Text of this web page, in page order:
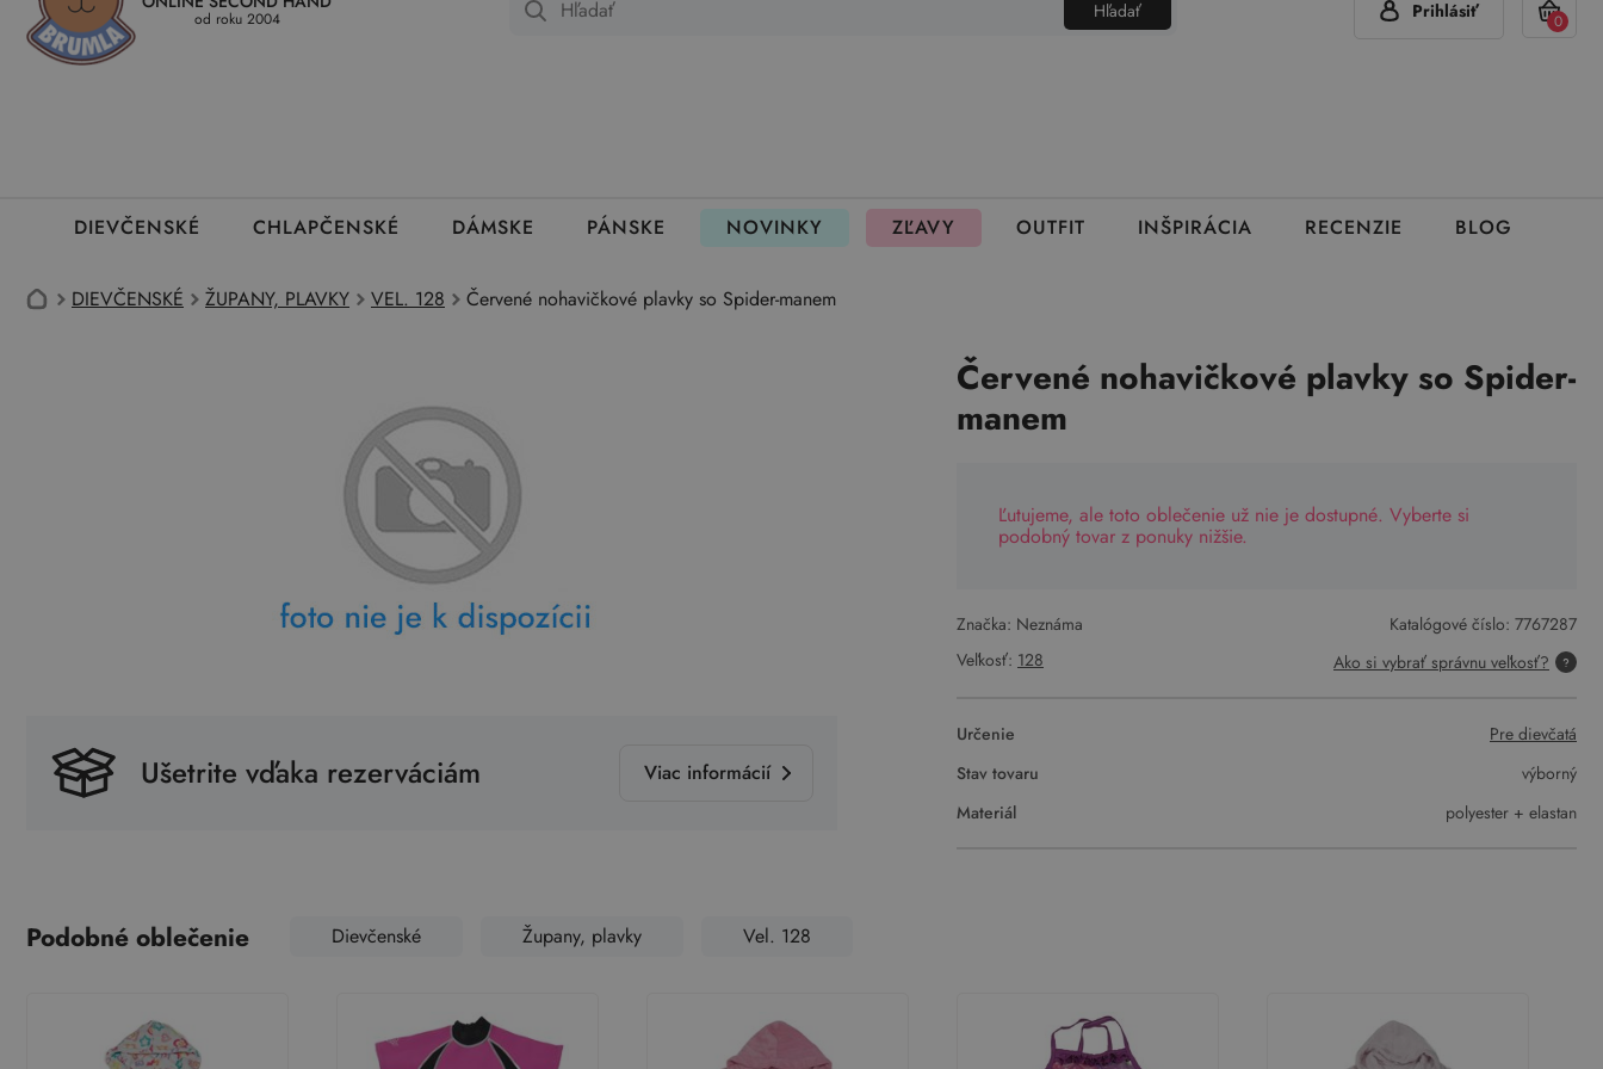
Kedy a ako dostanem tovar Ako môžem vrátiť oblečenie Ako fungujú rezervácie +420 777 319 477 (Pon - Pia 7:00 - 15:00) info@brumla.sk
od roku 2004 Hľadať Prihlásiť 0
DIEVČENSKÉ CHLAPČENSKÉ DÁMSKE PÁNSKE NOVINKY ZĽAVY OUTFIT INŠPIRÁCIA RECENZIE BLOG
DIEVČENSKÉ ŽUPANY, PLAVKY VEL. 128 Červené nohavičkové plavky so Spider-manem
Ušetrite vďaka rezerváciám Viac informácií
Červené nohavičkové plavky so Spider-
manem
Ľutujeme, ale toto oblečenie už nie je dostupné. Vyberte si
podobný tovar z ponuky nižšie.
Značka: Neznáma Katalógové číslo: 7767287
Veľkosť: 128 Ako si vybrať správnu veľkosť?
Určenie
Pre dievčatá
Stav tovaru
výborný
Materiál
polyester + elastan
Podobné oblečenie Dievčenské Župany, plavky Vel. 128